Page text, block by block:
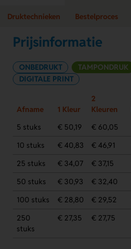
Druktechnieken Bestelproces
Prijsinformatie
ONBEDRUKT
TAMPONDRUK
DIGITALE PRINT
Afname 1 Kleur
2
Kleuren
5 stuks
€ 50,19 € 60,05
10 stuks
€ 40,83 € 46,91
25 stuks
€ 34,07 € 37,15
50 stuks
€ 30,93 € 32,40
100 stuks
€ 28,80 € 29,52
250
stuks
€ 27,35 € 27,75